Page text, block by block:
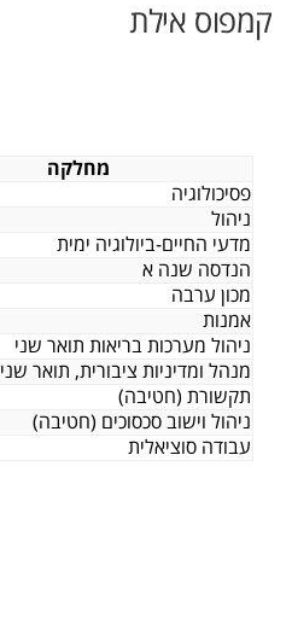
קמפוס אילת
מחלקה
פסיכולוגיה
ניהול
מדעי החיים-ביולוגיה ימית
הנדסה שנה א
מכון ערבה
אמנות
ניהול מערכות בריאות תואר שני
מנהל ומדיניות ציבורית, תואר שני
תקשורת (חטיבה)
ניהול וישוב סכסוכים (חטיבה)
עבודה סוציאלית